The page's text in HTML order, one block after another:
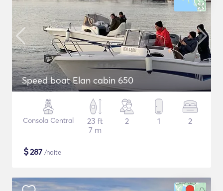
Speed boat Elan cabin 650
Consola Central
23 ft
7 m
2 1 2
$287 /noite